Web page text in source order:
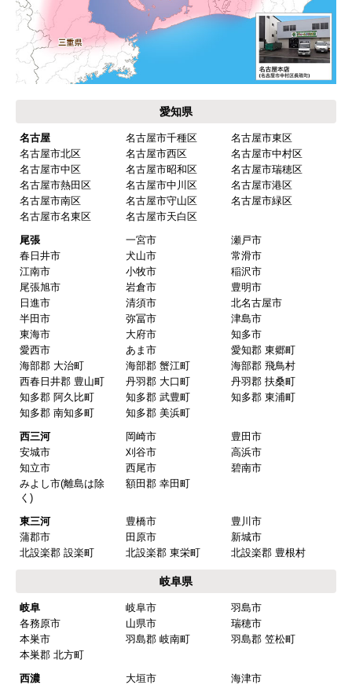
愛知県
名古屋 名古屋市千種区
名古屋市東区
名古屋市北区
名古屋市西区
名古屋市中村区
名古屋市中区
名古屋市昭和区
名古屋市瑞穂区
名古屋市熱田区
名古屋市中川区
名古屋市港区
名古屋市南区
名古屋市守山区
名古屋市緑区
名古屋市名東区
名古屋市天白区
尾張
一宮市
瀬戸市
春日井市
犬山市
常滑市
江南市
小牧市
稲沢市
尾張旭市
岩倉市
豊明市
日進市
清須市
北名古屋市
半田市
弥冨市
津島市
東海市
大府市
知多市
愛西市
あま市
愛知郡 東郷町
海部郡 大治町
海部郡 蟹江町
海部郡 飛鳥村
西春日井郡 豊山町
丹羽郡 大口町
丹羽郡 扶桑町
知多郡 阿久比町
知多郡 武豊町
知多郡 東浦町
知多郡 南知多町
知多郡 美浜町
西三河
岡崎市
豊田市
安城市
刈谷市
高浜市
知立市
西尾市
碧南市
みよし市(離島は除
く)
額田郡 幸田町
東三河 豊橋市
豊川市
蒲郡市
田原市
新城市
北設楽郡 設楽町
北設楽郡 東栄町 北設楽郡 豊根村
岐阜県
岐阜 岐阜市
羽島市
各務原市
山県市
瑞穂市
本巣市
羽島郡 岐南町
羽島郡 笠松町
本巣郡 北方町
西濃
大垣市
海津市